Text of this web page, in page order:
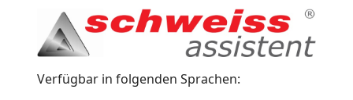
Verfügbar in folgenden Sprachen: